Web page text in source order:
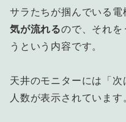
サラたちが掴んでいる電
気が流れるので、それを
うという内容です。
天井のモニターには「
人数が表示されています